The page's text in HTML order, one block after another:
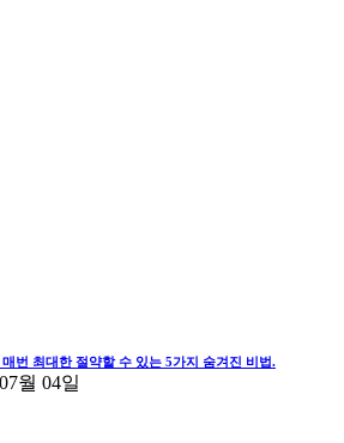
번 최대한 절약할 수 있는 5가지 숨겨진 비법.
월 04일